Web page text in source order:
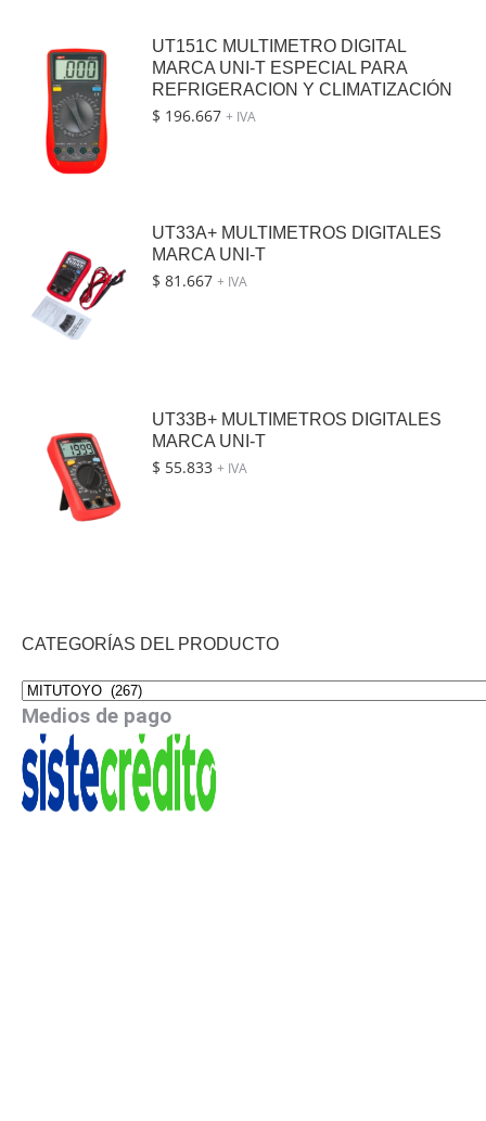
UT151C MULTIMETRO DIGITAL
MARCA UNI-T ESPECIAL PARA
REFRIGERACION Y CLIMATIZACIÓN
$ 196.667 + IVA
UT33A+ MULTIMETROS DIGITALES
MARCA UNI-T
$ 81.667 + IVA
UT33B+ MULTIMETROS DIGITALES
MARCA UNI-T
$ 55.833 + IVA
CATEGORÍAS DEL PRODUCTO
Medios de pago